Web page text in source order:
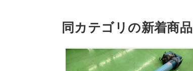
同カテゴリの新着商品